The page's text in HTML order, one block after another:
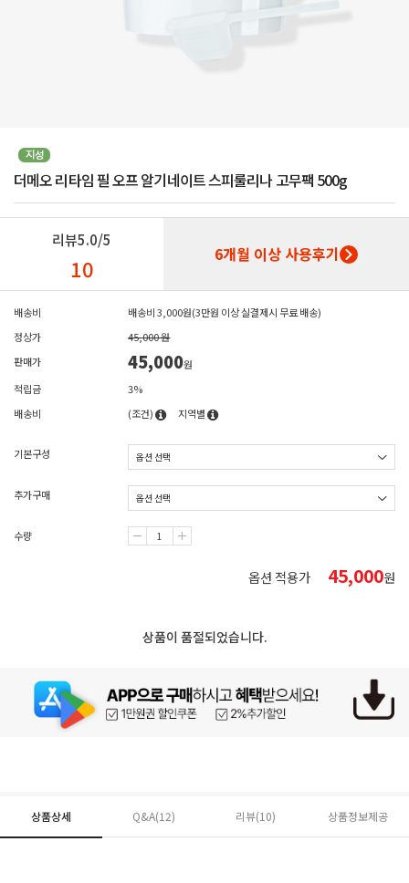
더메오 리타임 필 오프 알기네이트 스피룰리나 고무팩 500g
리뷰5.0/5
10 6개월 이상 사용후기
배송비
배송비 3,000원(3만원 이상 실결제시 무료 배송)
정상가
45,000 원
판매가
45,000원
적립금
3%
배송비
(조건) 지역별
기본구성
추가구매
수량
옵션 적용가 45,000원
상품이 품절되었습니다.
상품상세 Q&A(12) 리뷰(10) 상품정보제공